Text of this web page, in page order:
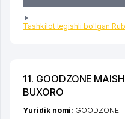
Tashkilot tegishli bo'lgan
11. GOODZONE
BUXORO
Yuridik nomi: GOODZONE